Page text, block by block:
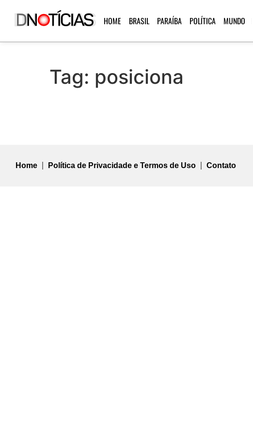
HOME BRASIL PARAÍBA POLÍTICA MUNDO
Tag: posiciona
Home Política de Privacidade e Termos de Uso Contato